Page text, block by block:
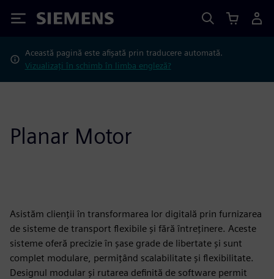
Siemens
Această pagină este afișată prin traducere automată.
Vizualizați în schimb în limba engleză?
Planar Motor
Asistăm clienții în transformarea lor digitală prin furnizarea
de sisteme de transport flexibile și fără întreținere. Aceste
sisteme oferă precizie în șase grade de libertate și sunt
complet modulare, permițând scalabilitate și flexibilitate.
Designul modular și rutarea definită de software permit